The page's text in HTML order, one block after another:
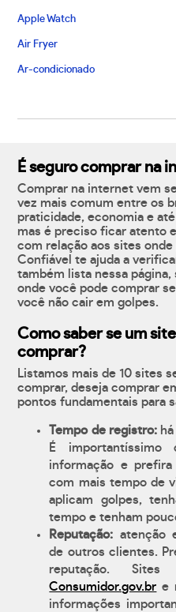
Apple Watch
Air Fryer
Ar-condicionado
É seguro comprar na
Comprar na internet vem
vez mais comum entre os
praticidade, economia e
mas é preciso ficar atento
com relação aos sites
Confiável te ajuda a
também lista nessa
onde você pode comprar
você não cair em golpes.
Como saber se um
comprar?
Listamos mais de 10 sites
comprar, deseja comprar
pontos fundamentais para
Tempo de registro:há
É
informação e
com mais tempo de
aplicam golpes,
tempo e tenham
Reputação: atenção
de outros clientes.
reputação.
Consumidor.gov.br e
informações